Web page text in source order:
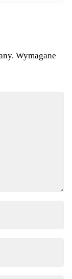
Wymagane